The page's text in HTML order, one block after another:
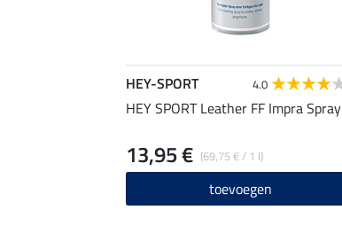
HEY-SPORT 4.0
HEY SPORT Leather FF Impra Spray
(69,75 € / 1 l)
13,95 €
toevoegen